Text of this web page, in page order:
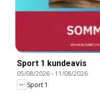
Sport 1 kundeavis
05/08/2026- 11/08/2026
Sport 1